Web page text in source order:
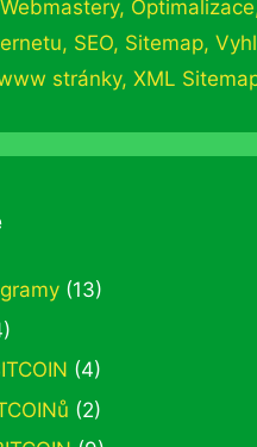
, Optimalizace
, SEO, Sitemap,
stránky, XML
(13)
(4)
(2)